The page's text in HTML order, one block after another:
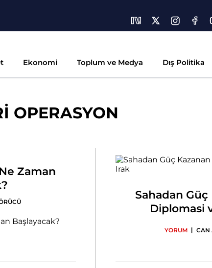
Ekonomi Toplum ve Medya Dış Politika
OPERASYON
Zaman
Sahadan Güç
Diplomasi
YORUM | CAN